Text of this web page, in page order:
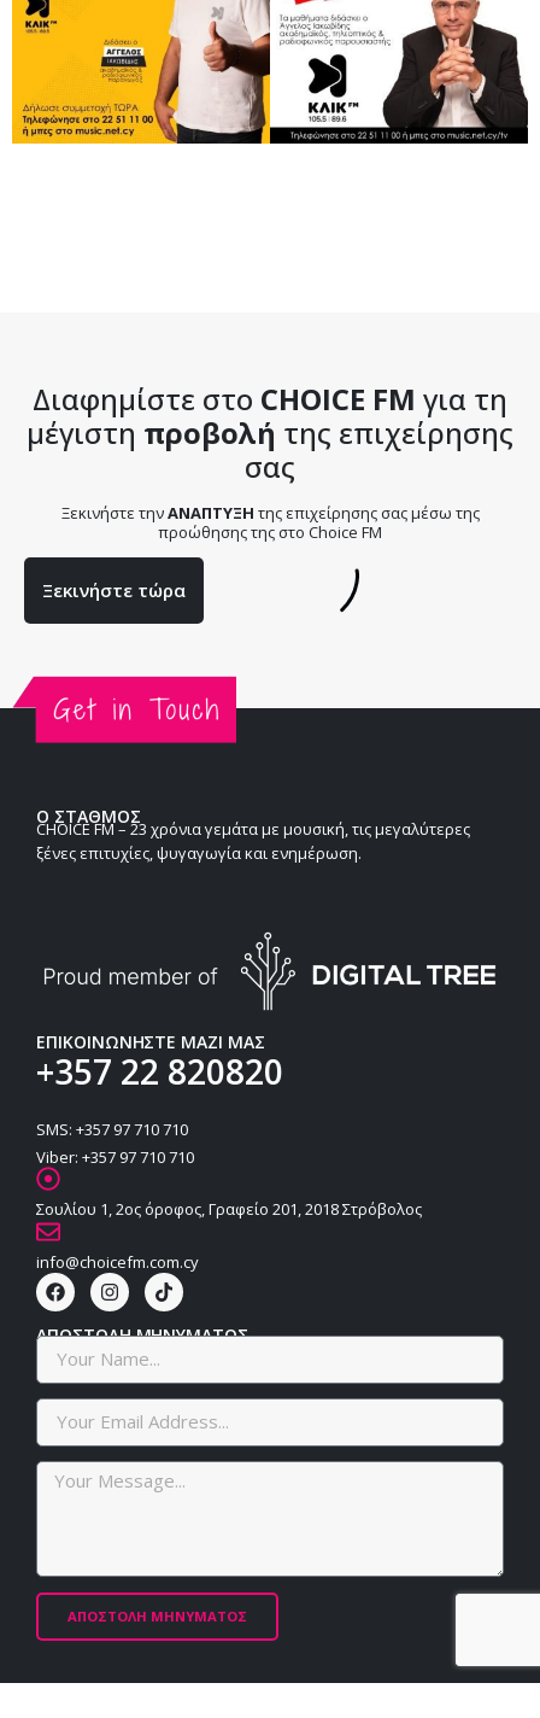
Διαφημίστε στο CHOICE FM για τη
μέγιστη προβολή της επιχείρησης
σας
Ξεκινήστε τηνΑΝΑΠΤΥΞΗ της επιχείρησης σας μέσω της
προώθησης της στο Choice FM
Ξεκινήστε τώρα
Ο ΣΤΑΘΜΟΣ
CHOICE FM – 23 χρόνια γεμάτα με μουσική, τις μεγαλύτερες
ξένες επιτυχίες, ψυγαγωγία και ενημέρωση.
ΕΠΙΚΟΙΝΩΝΗΣΤΕ ΜΑΖΙ ΜΑΣ
+357 22 820820
SMS: +357 97 710 710
Viber: +357 97 710 710
Σουλίου 1, 2ος όροφος, Γραφείο 201, 2018 Στρόβολος
info@choicefm.com.cy
ΑΠΟΣΤΟΛΗ ΜΗΝΥΜΑΤΟΣ
ΑΠΟΣΤΟΛΗ ΜΗΝΥΜΑΤΟΣ